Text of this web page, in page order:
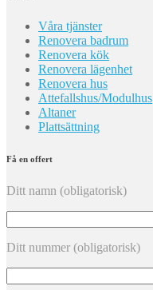
Våra tjänster
Renovera badrum
Renovera kök
Renovera lägenhet
Renovera hus
Attefallshus/Modulhus
Altaner
Plattsättning
Få en offert
Ditt namn (obligatorisk)
Ditt nummer (obligatorisk)